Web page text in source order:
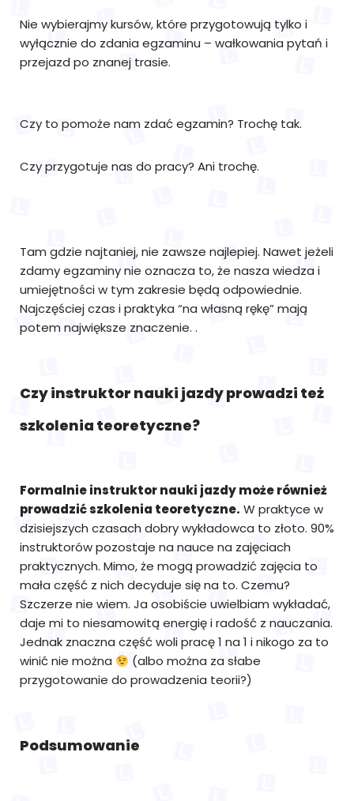
Nie wybierajmy kursów, które przygotowują tylko i
wyłącznie do zdania egzaminu – wałkowania pytań i
przejazd po znanej trasie.
Czy to pomoże nam zdać egzamin? Trochę tak.
Czy przygotuje nas do pracy? Ani trochę.
Tam gdzie najtaniej, nie zawsze najlepiej. Nawet jeżeli
zdamy egzaminy nie oznacza to, że nasza wiedza i
umiejętności w tym zakresie będą odpowiednie.
Najczęściej czas i praktyka “na własną rękę” mają
potem największe znaczenie. .
Czy instruktor nauki jazdy prowadzi też
szkolenia teoretyczne?
Formalnie instruktor nauki jazdy może również
prowadzić szkolenia teoretyczne. W praktyce w
dzisiejszych czasach dobry wykładowca to złoto. 90%
instruktorów pozostaje na nauce na zajęciach
praktycznych. Mimo, że mogą prowadzić zajęcia to
mała część z nich decyduje się na to. Czemu?
Szczerze nie wiem. Ja osobiście uwielbiam wykładać,
daje mi to niesamowitą energię i radość z nauczania.
Jednak znaczna część woli pracę 1 na 1 i nikogo za to
winić nie można
(albo można za słabe
przygotowanie do prowadzenia teorii?)
Podsumowanie